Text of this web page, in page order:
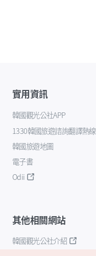
實用資訊
韓國觀光公社APP
1330韓國旅遊諮詢翻譯熱線
韓國旅遊地圖
電子書
Odii
其他相關網站
韓國觀光公社介紹